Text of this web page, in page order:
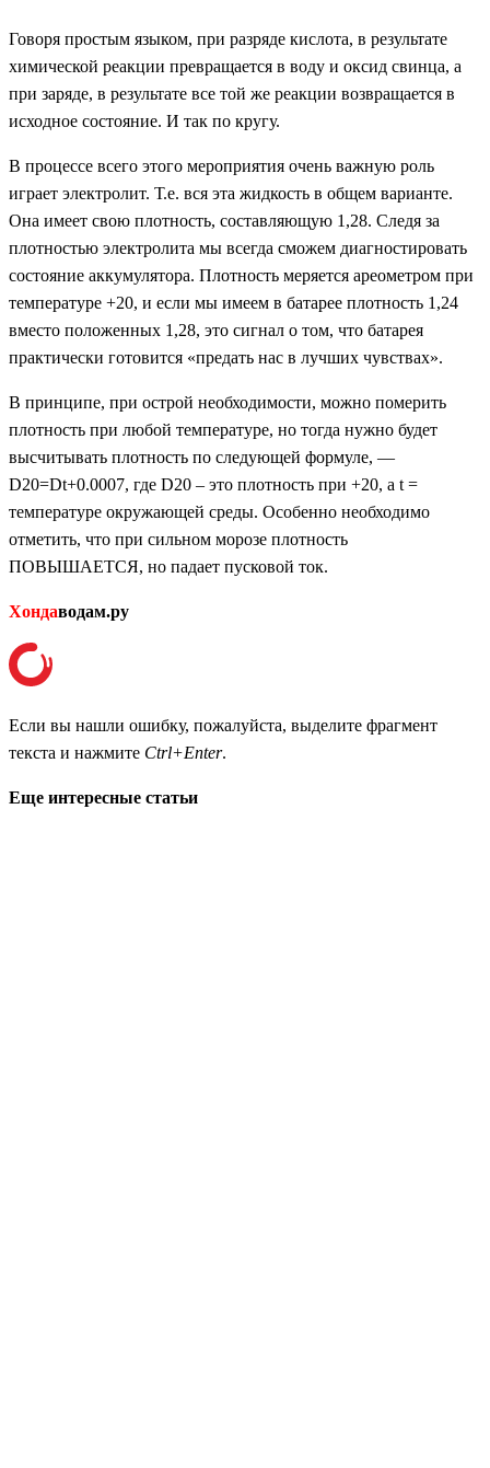
Говоря простым языком, при разряде кислота, в результате
химической реакции превращается в воду и оксид свинца, а
при заряде, в результате все той же реакции возвращается в
исходное состояние. И так по кругу.
В процессе всего этого мероприятия очень важную роль
играет электролит. Т.е. вся эта жидкость в общем варианте.
Она имеет свою плотность, составляющую 1,28. Следя за
плотностью электролита мы всегда сможем диагностировать
состояние аккумулятора. Плотность меряется ареометром при
температуре +20, и если мы имеем в батарее плотность 1,24
вместо положенных 1,28, это сигнал о том, что батарея
практически готовится «предать нас в лучших чувствах».
В принципе, при острой необходимости, можно померить
плотность при любой температуре, но тогда нужно будет
высчитывать плотность по следующей формуле, —
D20=Dt+0.0007, где D20 – это плотность при +20, а t =
температуре окружающей среды. Особенно необходимо
отметить, что при сильном морозе плотность
ПОВЫШАЕТСЯ, но падает пусковой ток.
Хондаводам.ру
Если вы нашли ошибку, пожалуйста, выделите фрагмент
текста и нажмите Ctrl+Enter.
Еще интересные статьи